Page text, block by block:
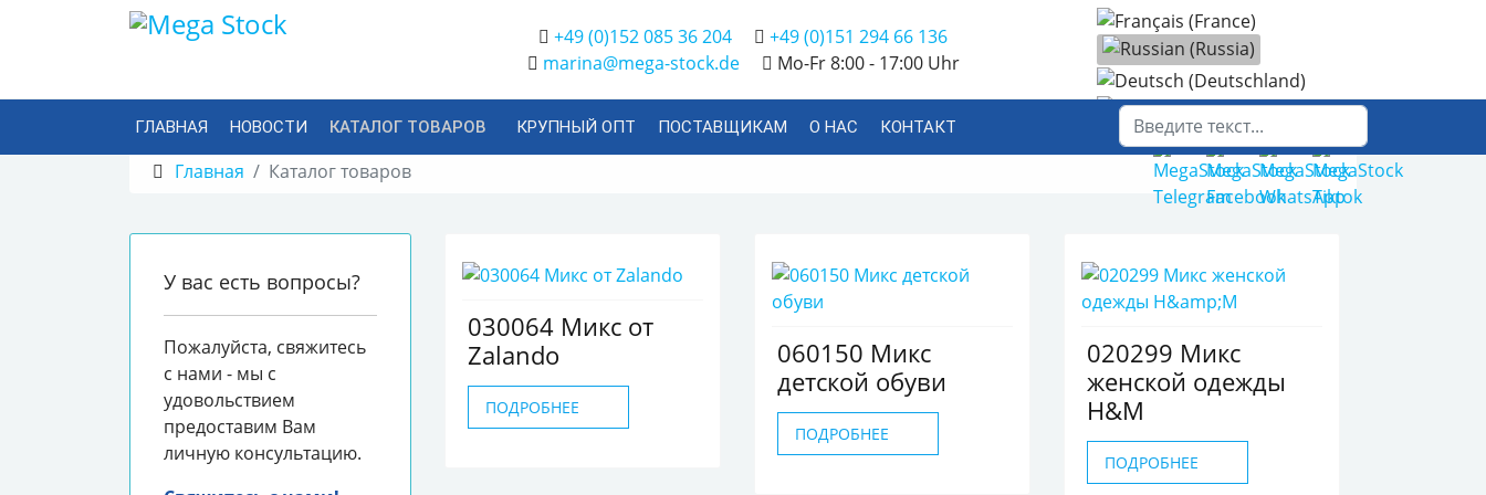
+49 (0)152 085 36 204
+49 (0)151 294 66 136
marina@mega-stock.de
Mo-Fr 8:00 - 17:00 Uhr
Выберите язык
Поиск
ГЛАВНАЯ НОВОСТИ КАТАЛОГ ТОВАРОВ КРУПНЫЙ ОПТ ПОСТАВЩИКАМ О НАС КОНТАКТ
Главная Каталог товаров
У вас есть вопросы?
Пожалуйста, свяжитесь
с нами - мы с
удовольствием
предоставим Вам
личную консультацию.
030064 Микс от
Zalando
ПОДРОБНЕЕ
060150 Микс
детской обуви
ПОДРОБНЕЕ
020299 Микс
женской одежды
H&M
ПОДРОБНЕЕ